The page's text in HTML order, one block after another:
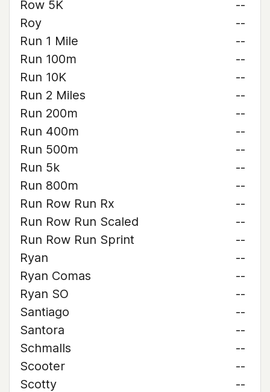
Row 5K
--
Roy
--
Run 1 Mile
--
Run 100m
--
Run 10K
--
Run 2 Miles
--
Run 200m
--
Run 400m
--
Run 500m
--
Run 5k
--
Run 800m
--
Run Row Run Rx
--
Run Row Run Scaled
--
Run Row Run Sprint
--
Ryan
--
Ryan Comas
--
Ryan SO
--
Santiago
--
Santora
--
Schmalls
--
Scooter
--
Scotty
--